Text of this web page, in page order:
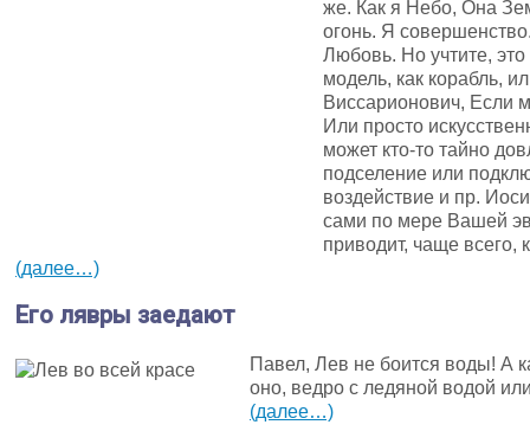
же. Как я Небо, Она
огонь. Я
Любовь. Но учтите,
модель, как корабль,
Виссарионович, Если
Или просто
может кто-то тайно
подселение или
воздействие и пр.
сами по мере Вашей
приводит, чаще всего,
(далее…)
Его лявры заедают
Павел, Лев не боится воды! А
оно, ведро с ледяной водой
(далее…)